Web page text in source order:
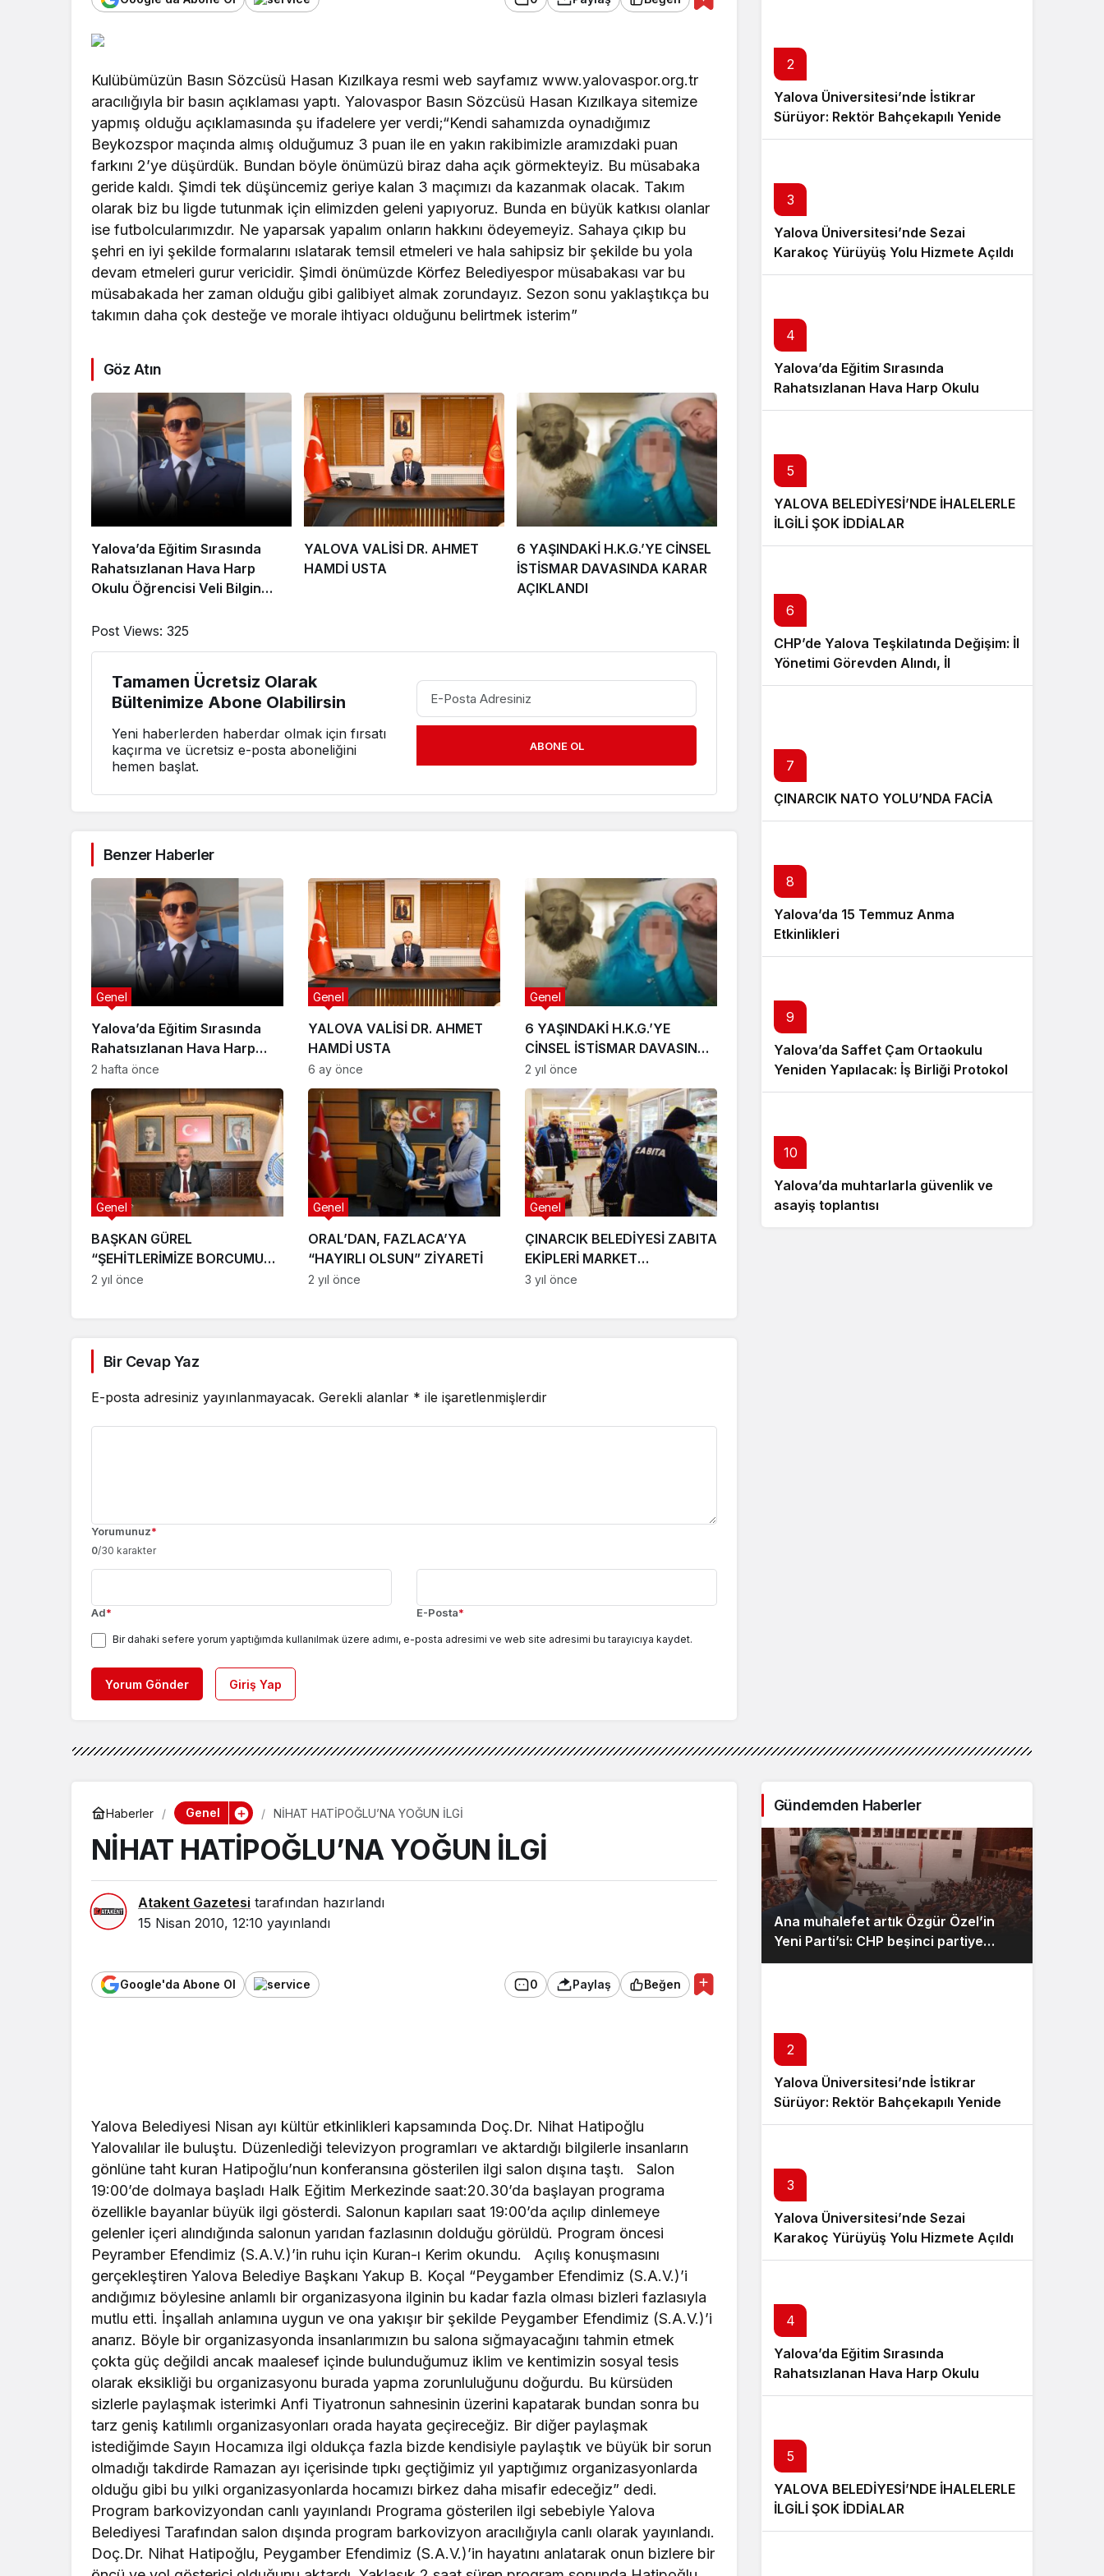
Kulübümüzün Basın Sözcüsü Hasan Kızılkaya resmi web sayfamız www.yalovaspor.org.tr
aracılığıyla bir basın açıklaması yaptı. Yalovaspor Basın Sözcüsü Hasan Kızılkaya sitemize
yapmış olduğu açıklamasında şu ifadelere yer verdi;“Kendi sahamızda oynadığımız
Beykozspor maçında almış olduğumuz 3 puan ile en yakın rakibimizle aramızdaki puan
farkını 2’ye düşürdük. Bundan böyle önümüzü biraz daha açık görmekteyiz. Bu müsabaka
geride kaldı. Şimdi tek düşüncemiz geriye kalan 3 maçımızı da kazanmak olacak. Takım
olarak biz bu ligde tutunmak için elimizden geleni yapıyoruz. Bunda en büyük katkısı olanlar
ise futbolcularımızdır. Ne yaparsak yapalım onların hakkını ödeyemeyiz. Sahaya çıkıp bu
şehri en iyi şekilde formalarını ıslatarak temsil etmeleri ve hala sahipsiz bir şekilde bu yola
devam etmeleri gurur vericidir. Şimdi önümüzde Körfez Belediyespor müsabakası var bu
müsabakada her zaman olduğu gibi galibiyet almak zorundayız. Sezon sonu yaklaştıkça bu
takımın daha çok desteğe ve morale ihtiyacı olduğunu belirtmek isterim”
Göz Atın
Yalova’da Eğitim Sırasında
Rahatsızlanan Hava Harp
Okulu Öğrencisi Veli Bilgin
YALOVA VALİSİ DR. AHMET
HAMDİ USTA
6 YAŞINDAKİ H.K.G.’YE CİNSEL
İSTİSMAR DAVASINDA KARAR
AÇIKLANDI
Post Views: 325
Tamamen Ücretsiz Olarak
Bültenimize Abone Olabilirsin
Yeni haberlerden haberdar olmak için fırsatı
kaçırma ve ücretsiz e-posta aboneliğini
hemen başlat.
ABONE OL
Benzer Haberler
Yalova’da Eğitim Sırasında
Rahatsızlanan Hava Harp
Okulu Öğrencisi Veli Bilgin
Şehit Oldu
Genel
2 hafta önce
YALOVA VALİSİ DR. AHMET
HAMDİ USTA
Genel
6 ay önce
6 YAŞINDAKİ H.K.G.’YE
CİNSEL İSTİSMAR DAVASINDA
KARAR AÇIKLANDI
Genel
2 yıl önce
BAŞKAN GÜREL
“ŞEHİTLERİMİZE BORCUMUZU
ÖDEYEMEYİZ”
Genel
2 yıl önce
ORAL’DAN, FAZLACA’YA
“HAYIRLI OLSUN” ZİYARETİ
Genel
2 yıl önce
ÇINARCIK BELEDİYESİ ZABITA
EKİPLERİ MARKET
DENETİMLERİNE DEVAM
Genel
3 yıl önce
Bir Cevap Yaz
E-posta adresiniz yayınlanmayacak. Gerekli alanlar * ile işaretlenmişlerdir
Yorumunuz*
0/30 karakter
Ad* E-Posta*
Bir dahaki sefere yorum yaptığımda kullanılmak üzere adımı, e-posta adresimi ve web site adresimi bu tarayıcıya kaydet.
Yorum Gönder Giriş Yap
2
Yalova Üniversitesi’nde İstikrar
Sürüyor: Rektör Bahçekapılı Yeniden
Görevde
3
Yalova Üniversitesi’nde Sezai
Karakoç Yürüyüş Yolu Hizmete Açıldı
4
Yalova’da Eğitim Sırasında
Rahatsızlanan Hava Harp Okulu
Öğrencisi Veli Bilgin Şehit Oldu
5
YALOVA BELEDİYESİ’NDE İHALELERLE
İLGİLİ ŞOK İDDİALAR
6
CHP’de Yalova Teşkilatında Değişim: İl
Yönetimi Görevden Alındı, İl
Başkanlığına Mesut Tutuğ Atandı
7
ÇINARCIK NATO YOLU’NDA FACİA
8
Yalova’da 15 Temmuz Anma
Etkinlikleri
9
Yalova’da Saffet Çam Ortaokulu
Yeniden Yapılacak: İş Birliği Protokolü
İmzalandı
10
Yalova’da muhtarlarla güvenlik ve
asayiş toplantısı
Haberler Genel NİHAT HATİPOĞLU’NA YOĞUN İLGİ
NİHAT HATİPOĞLU’NA YOĞUN İLGİ
Atakent Gazetesi tarafından hazırlandı
15 Nisan 2010, 12:10 yayınlandı
Google'da Abone Ol 0 Paylaş Beğen
19:00’de dolmaya başladı Halk Eğitim Merkezinde saat:20.30’da başlayan programa
özellikle bayanlar büyük ilgi gösterdi. Salonun kapıları saat 19:00’da açılıp dinlemeye
gelenler içeri alındığında salonun yarıdan fazlasının dolduğu görüldü. Program öncesi
Peyramber Efendimiz (S.A.V.)’in ruhu için Kuran-ı Kerim okundu. Açılış konuşmasını
gerçekleştiren Yalova Belediye Başkanı Yakup B. Koçal “Peygamber Efendimiz (S.A.V.)’i
andığımız böylesine anlamlı bir organizasyona ilginin bu kadar fazla olması bizleri fazlasıyla
mutlu etti. İnşallah anlamına uygun ve ona yakışır bir şekilde Peygamber Efendimiz (S.A.V.)’i
anarız. Böyle bir organizasyonda insanlarımızın bu salona sığmayacağını tahmin etmek
çokta güç değildi ancak maalesef içinde bulunduğumuz iklim ve kentimizin sosyal tesis
olarak eksikliği bu organizasyonu burada yapma zorunluluğunu doğurdu. Bu kürsüden
sizlerle paylaşmak isterimki Anfi Tiyatronun sahnesinin üzerini kapatarak bundan sonra bu
tarz geniş katılımlı organizasyonları orada hayata geçireceğiz. Bir diğer paylaşmak
istediğimde Sayın Hocamıza ilgi oldukça fazla bizde kendisiyle paylaştık ve büyük bir sorun
olmadığı takdirde Ramazan ayı içerisinde tıpkı geçtiğimiz yıl yaptığımız organizasyonlarda
olduğu gibi bu yılki organizasyonlarda hocamızı birkez daha misafir edeceğiz” dedi.
Program barkovizyondan canlı yayınlandı Programa gösterilen ilgi sebebiyle Yalova
Belediyesi Tarafından salon dışında program barkovizyon aracılığıyla canlı olarak yayınlandı.
Doç.Dr. Nihat Hatipoğlu, Peygamber Efendimiz (S.A.V.)’in hayatını anlatarak onun bizlere bir
öncü ve yol gösterici olduğunu aktardı. Yaklaşık 2 saat süren program sonunda Hatipoğlu
ayakta alkışlandı. Program sonunda Başkan Koçal akıcı uslübu dolayısıyla Hatipoğlu’na
Yalova halkı adına bir kez daha teşekkür ederek çiçek ve Yürüyen Köşk maketi takdim etti.
Gündemden Haberler
Ana muhalefet artık Özgür Özel’in
Yeni Parti’si: CHP beşinci partiye
düştü, Meclis’teki dağılım sil baştan
2
Yalova Üniversitesi’nde İstikrar
Sürüyor: Rektör Bahçekapılı Yeniden
Görevde
3
Yalova Üniversitesi’nde Sezai
Karakoç Yürüyüş Yolu Hizmete Açıldı
4
Yalova’da Eğitim Sırasında
Rahatsızlanan Hava Harp Okulu
Öğrencisi Veli Bilgin Şehit Oldu
5
YALOVA BELEDİYESİ’NDE İHALELERLE
İLGİLİ ŞOK İDDİALAR